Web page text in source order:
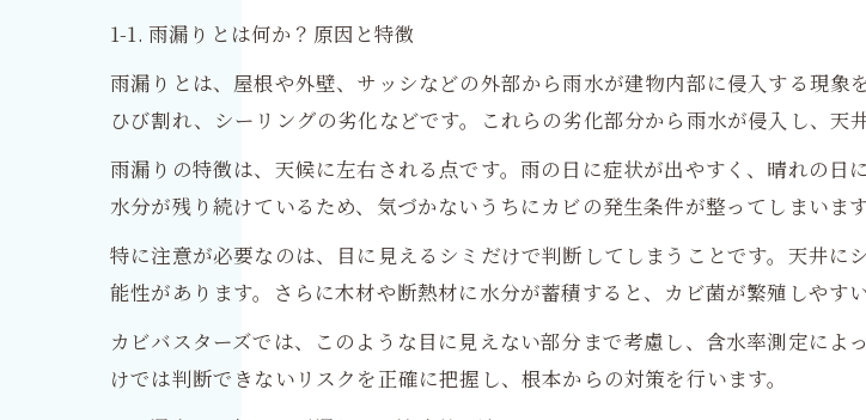
1-1. 雨漏りとは何か？原因と特徴
雨漏りとは、屋根や外壁、サッシなどの外部から雨水が建物内部に侵入する現
ひび割れ、シーリングの劣化などです。これらの劣化部分から雨水が侵入し、天
雨漏りの特徴は、天候に左右される点です。雨の日に症状が出やすく、晴れの
水分が残り続けているため、気づかないうちにカビの発生条件が整ってしまいます
特に注意が必要なのは、目に見えるシミだけで判断してしまうことです。天井
能性があります。さらに木材や断熱材に水分が蓄積すると、カビ菌が繁殖しやす
カビバスターズでは、このような目に見えない部分まで考慮し、含水率測定に
けでは判断できないリスクを正確に把握し、根本からの対策を行います。